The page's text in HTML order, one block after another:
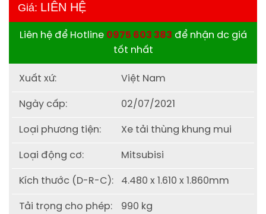
Giá: LIÊN HỆ
Liên hệ để Hotline 0975 603 383 để nhận dc giá
tốt nhất
Xuất xứ: Việt Nam
Ngày cấp: 02/07/2021
Loại phương tiện: Xe tải thùng khung mui
Loại động cơ: Mitsubisi
Kích thước (D-R-C): 4.480 x 1.610 x 1.860mm
Tải trọng cho phép: 990 kg